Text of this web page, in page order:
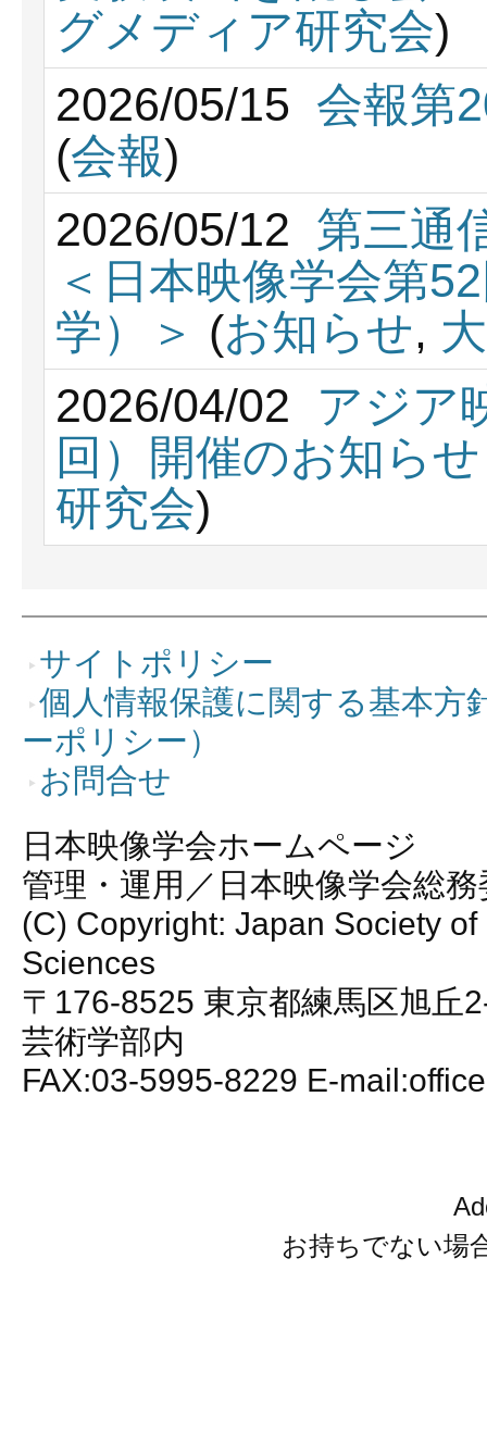
グメディア研究会)
2026/05/15 会報第
(会報)
2026/05/12 第三通
＜日本映像学会第
学）＞ (お知らせ,
2026/04/02
アジア
回）開催のお知ら
研究会)
サイトポリシー
個人情報保護に関する基本方
ーポリシー）
お問合せ
日本映像学会ホームページ
管理・運用／日本映像学会総
(C) Copyright: Japan Society of
Sciences
〒176-8525 東京都練馬区旭丘
芸術学部内
FAX:03-5995-8229 E-
お持ちでない場